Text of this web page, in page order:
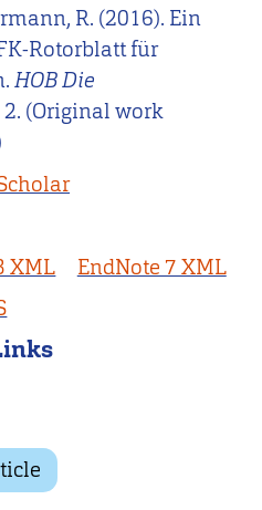
R. (2016). Ein
Rotorblatt für
HOB Die
2. (Original work
XML
EndNote 7 XML